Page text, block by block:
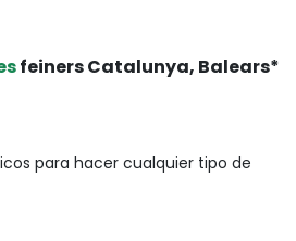
feiners Catalunya, Balears*
para hacer cualquier tipo de